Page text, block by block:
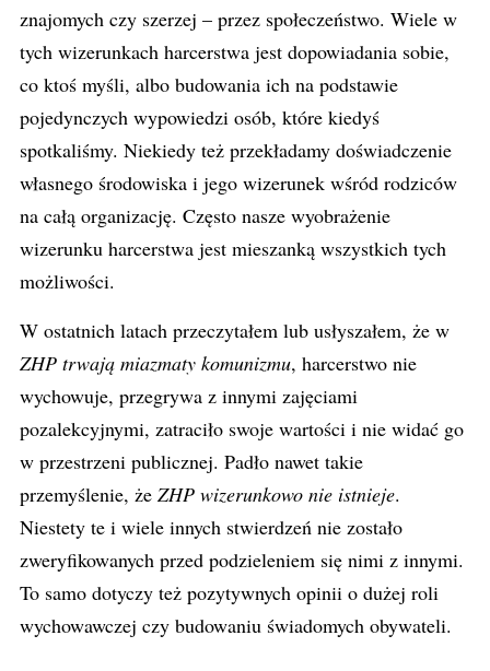
znajomych czy szerzej – przez społeczeństwo. Wiele w
tych wizerunkach harcerstwa jest dopowiadania sobie,
co ktoś myśli, albo budowania ich na podstawie
pojedynczych wypowiedzi osób, które kiedyś
spotkaliśmy. Niekiedy też przekładamy doświadczenie
własnego środowiska i jego wizerunek wśród rodziców
na całą organizację. Często nasze wyobrażenie
wizerunku harcerstwa jest mieszanką wszystkich tych
możliwości.
W ostatnich latach przeczytałem lub usłyszałem, że w
ZHP trwają miazmaty komunizmu, harcerstwo nie
wychowuje, przegrywa z innymi zajęciami
pozalekcyjnymi, zatraciło swoje wartości i nie widać go
w przestrzeni publicznej. Padło nawet takie
przemyślenie, że ZHP wizerunkowo nie istnieje.
Niestety te i wiele innych stwierdzeń nie zostało
zweryfikowanych przed podzieleniem się nimi z innymi.
To samo dotyczy też pozytywnych opinii o dużej roli
wychowawczej czy budowaniu świadomych obywateli.